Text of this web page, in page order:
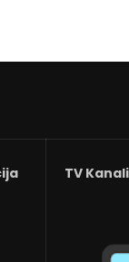
TV